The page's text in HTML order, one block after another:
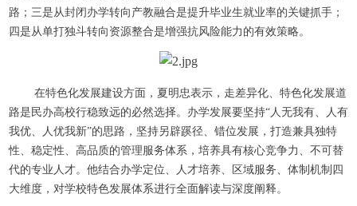
路；三是从封闭办学转向产教融合是提升毕业生就业率的关键抓手；
四是从单打独斗转向资源整合是增强抗风险能力的有效策略。
在特色化发展建设方面，夏明忠表示，走差异化、特色化发展道
路是民办高校行稳致远的必然选择。办学发展要坚持“人无我有、人有
我优、人优我新”的思路，坚持另辟蹊径、错位发展，打造兼具独特
性、稳定性、高品质的管理服务体系，培养具有核心竞争力、不可替
代的专业人才。他结合办学定位、人才培养、区域服务、体制机制四
大维度，对学校特色发展体系进行全面解读与深度阐释。